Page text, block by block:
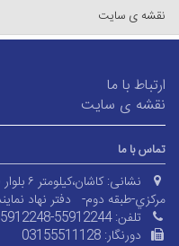
نقشه ی سایت
ارتباط با ما
نقشه ی سایت
تماس با ما
نشانی: کاشان،کیلومتر ۶ بلوار قطب راوندی،
مرکزي-طبقه دوم- دفتر نهاد
تلفن:55912244
دورنگار: 03155511128